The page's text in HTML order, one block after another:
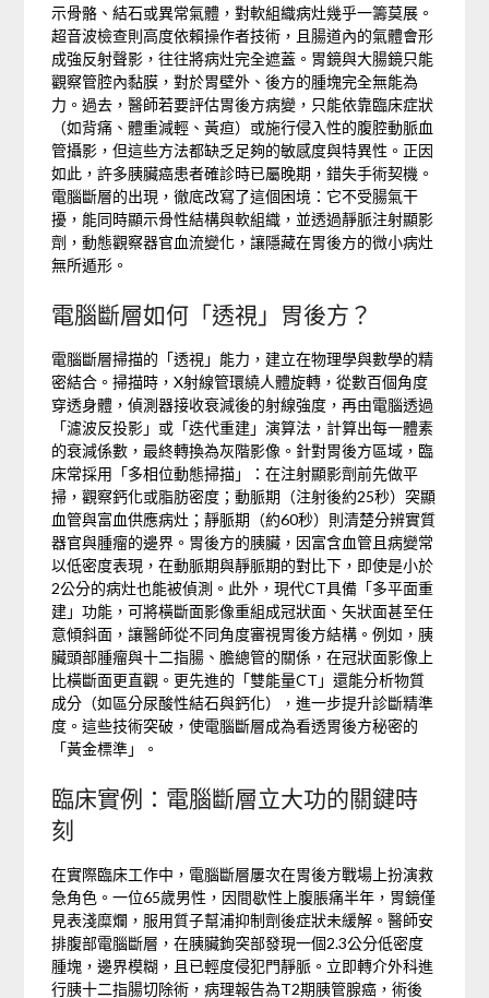
示骨骼、結石或異常氣體，對軟組織病灶幾乎一籌莫展。
超音波檢查則高度依賴操作者技術，且腸道內的氣體會形
成強反射聲影，往往將病灶完全遮蓋。胃鏡與大腸鏡只能
觀察管腔內黏膜，對於胃壁外、後方的腫塊完全無能為
力。過去，醫師若要評估胃後方病變，只能依靠臨床症狀
（如背痛、體重減輕、黃疸）或施行侵入性的腹腔動脈血
管攝影，但這些方法都缺乏足夠的敏感度與特異性。正因
如此，許多胰臟癌患者確診時已屬晚期，錯失手術契機。
電腦斷層的出現，徹底改寫了這個困境：它不受腸氣干
擾，能同時顯示骨性結構與軟組織，並透過靜脈注射顯影
劑，動態觀察器官血流變化，讓隱藏在胃後方的微小病灶
無所遁形。
電腦斷層如何「透視」胃後方？
電腦斷層掃描的「透視」能力，建立在物理學與數學的精
密結合。掃描時，X射線管環繞人體旋轉，從數百個角度
穿透身體，偵測器接收衰減後的射線強度，再由電腦透過
「濾波反投影」或「迭代重建」演算法，計算出每一體素
的衰減係數，最終轉換為灰階影像。針對胃後方區域，臨
床常採用「多相位動態掃描」：在注射顯影劑前先做平
掃，觀察鈣化或脂肪密度；動脈期（注射後約25秒）突顯
血管與富血供應病灶；靜脈期（約60秒）則清楚分辨實質
器官與腫瘤的邊界。胃後方的胰臟，因富含血管且病變常
以低密度表現，在動脈期與靜脈期的對比下，即使是小於
2公分的病灶也能被偵測。此外，現代CT具備「多平面重
建」功能，可將橫斷面影像重組成冠狀面、矢狀面甚至任
意傾斜面，讓醫師從不同角度審視胃後方結構。例如，胰
臟頭部腫瘤與十二指腸、膽總管的關係，在冠狀面影像上
比橫斷面更直觀。更先進的「雙能量CT」還能分析物質
成分（如區分尿酸性結石與鈣化），進一步提升診斷精準
度。這些技術突破，使電腦斷層成為看透胃後方秘密的
「黃金標準」。
臨床實例：電腦斷層立大功的關鍵時
刻
在實際臨床工作中，電腦斷層屢次在胃後方戰場上扮演救
急角色。一位65歲男性，因間歇性上腹脹痛半年，胃鏡僅
見表淺糜爛，服用質子幫浦抑制劑後症狀未緩解。醫師安
排腹部電腦斷層，在胰臟鉤突部發現一個2.3公分低密度
腫塊，邊界模糊，且已輕度侵犯門靜脈。立即轉介外科進
行胰十二指腸切除術，病理報告為T2期胰管腺癌，術後